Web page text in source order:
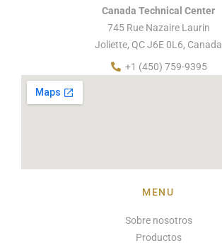
Canada Technical Center
745 Rue Nazaire Laurin
Joliette, QC J6E 0L6, Canada
+1 (450) 759-9395
MENU
Sobre nosotros
Productos